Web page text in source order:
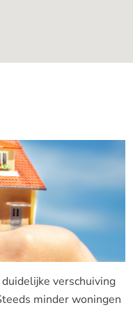
verschuiving
minder woningen